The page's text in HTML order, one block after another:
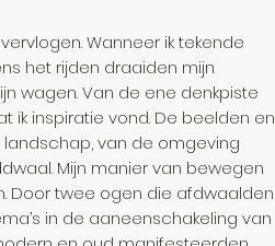
Wanneer ik tekende
het rijden draaiden mijn
wagen. Van de ene denkpiste
ik inspiratie vond. De beelden en
van de omgeving
Mijn manier van bewegen
Door twee ogen die afdwaalden
in de aaneenschakeling van